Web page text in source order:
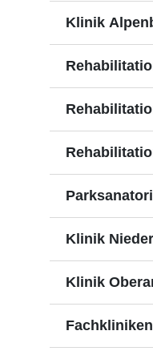
Klinik
Klinik
Klinik